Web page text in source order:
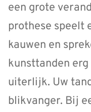
een grote
prothese speelt
kauwen en
kunsttanden
uiterlijk. Uw
blikvanger. Bij